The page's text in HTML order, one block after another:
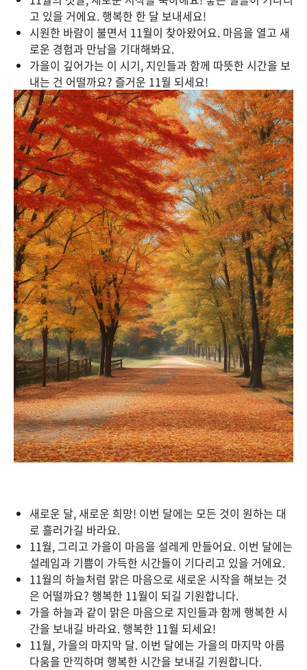
고 있을 거에요. 행복한 한 달 보내세요!
시원한 바람이 불면서 11월이 찾아왔어요. 마음을 열고 새
로운 경험과 만남을 기대해봐요.
가을이 깊어가는 이 시기, 지인들과 함께 따뜻한 시간을 보
내는 건 어떨까요? 즐거운 11월 되세요!
새로운 달, 새로운 희망! 이번 달에는 모든 것이 원하는 대
로 흘러가길 바라요.
11월, 그리고 가을이 마음을 설레게 만들어요. 이번 달에는
설레임과 기쁨이 가득한 시간들이 기다리고 있을 거에요.
11월의 하늘처럼 맑은 마음으로 새로운 시작을 해보는 것
은 어떨까요? 행복한 11월이 되길 기원합니다.
가을 하늘과 같이 맑은 마음으로 지인들과 함께 행복한 시
간을 보내길 바라요. 행복한 11월 되세요!
11월, 가을의 마지막 달. 이번 달에는 가을의 마지막 아름
다움을 만끽하며 행복한 시간을 보내길 기원합니다.